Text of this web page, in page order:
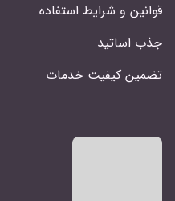
قوانین و شرایط استفاده
جذب اساتید
تضمین کیفیت خدمات